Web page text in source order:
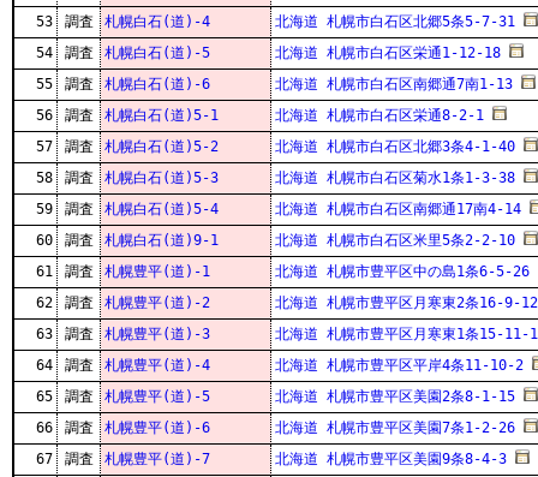
53
調査 札幌白石(道)-4
北海道 札幌市白石区北郷5条5-7-31
54
調査 札幌白石(道)-5
北海道 札幌市白石区栄通1-12-18
55
調査 札幌白石(道)-6
北海道 札幌市白石区南郷通7南1-13
56
調査 札幌白石(道)5-1
北海道 札幌市白石区栄通8-2-1
57
調査 札幌白石(道)5-2
北海道 札幌市白石区北郷3条4-1-40
58
調査 札幌白石(道)5-3
北海道 札幌市白石区菊水1条1-3-38
59
調査 札幌白石(道)5-4
北海道 札幌市白石区南郷通17南4-14
60
調査 札幌白石(道)9-1
北海道 札幌市白石区米里5条2-2-10
61
調査 札幌豊平(道)-1
北海道 札幌市豊平区中の島1条6-5-26
62
調査 札幌豊平(道)-2
北海道 札幌市豊平区月寒東2条16-9-12
63
調査 札幌豊平(道)-3
北海道 札幌市豊平区月寒東1条15-11-
64
調査 札幌豊平(道)-4
北海道 札幌市豊平区平岸4条11-10-2
65
調査 札幌豊平(道)-5
北海道 札幌市豊平区美園2条8-1-15
66
調査 札幌豊平(道)-6
北海道 札幌市豊平区美園7条1-2-26
67
調査 札幌豊平(道)-7
北海道 札幌市豊平区美園9条8-4-3